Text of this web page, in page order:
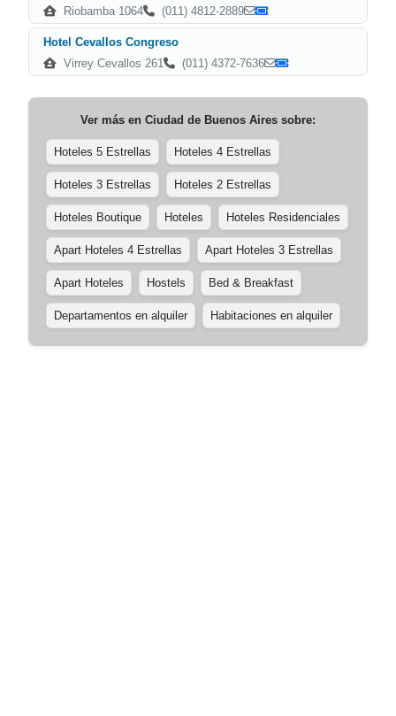
Riobamba 1064 (011) 4812-2889
Hotel Cevallos Congreso
Virrey Cevallos 261
(011) 4372-7636
Ver más en Ciudad de Buenos Aires sobre:
Hoteles 5 Estrellas Hoteles 4 Estrellas
Hoteles 3 Estrellas Hoteles 2 Estrellas
Hoteles Boutique Hoteles Hoteles Residenciales
Apart Hoteles 4 Estrellas Apart Hoteles 3 Estrellas
Apart Hoteles Hostels Bed & Breakfast
Departamentos en alquiler Habitaciones en alquiler